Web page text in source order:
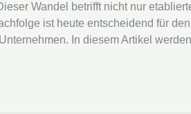
Wandel betrifft nicht nur
ist heute entscheidend für
In diesem Artikel